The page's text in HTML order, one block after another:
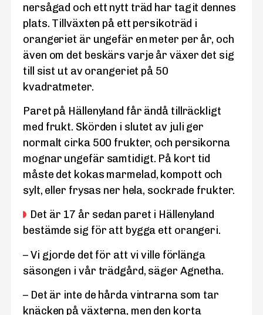
nersågad och ett nytt träd har tagit dennes
plats. Tillväxten på ett persikoträd i
orangeriet är ungefär en meter per år, och
även om det beskärs varje år växer det sig
till sist ut av orangeriet på 50
kvadratmeter.
Paret på Hällenyland får ändå tillräckligt
med frukt. Skörden i slutet av juli ger
normalt cirka 500 frukter, och persikorna
mognar ungefär samtidigt. På kort tid
måste det kokas marmelad, kompott och
sylt, eller frysas ner hela, sockrade frukter.
Det är 17 år sedan paret i Hällenyland
bestämde sig för att bygga ett orangeri.
– Vi gjorde det för att vi ville förlänga
säsongen i vår trädgård, säger Agnetha.
– Det är inte de hårda vintrarna som tar
knäcken på växterna, men den korta